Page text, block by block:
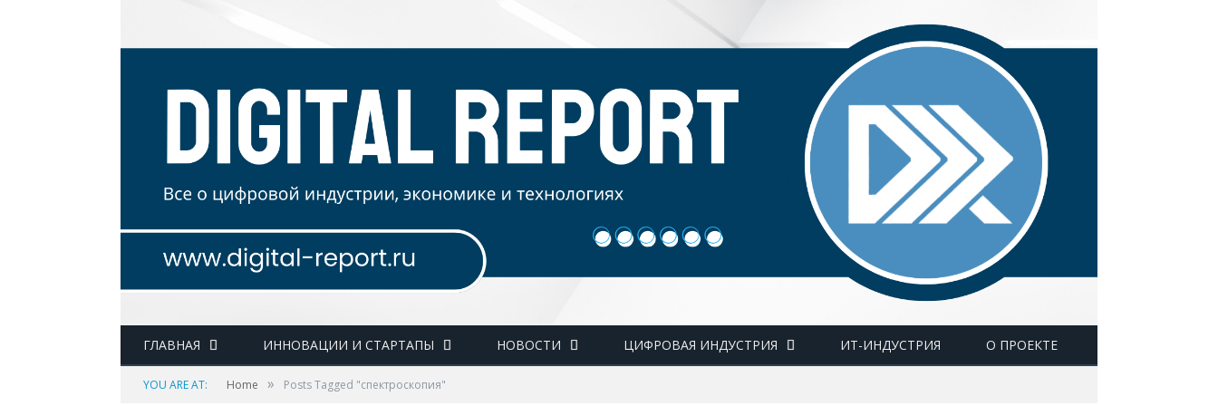
ГЛАВНАЯ ИННОВАЦИИ И СТАРТАПЫ НОВОСТИ ЦИФРОВАЯ ИНДУСТРИЯ ИТ-ИНДУСТРИЯ О ПРОЕКТЕ
YOU ARE AT: Home » Posts Tagged "спектроскопия"